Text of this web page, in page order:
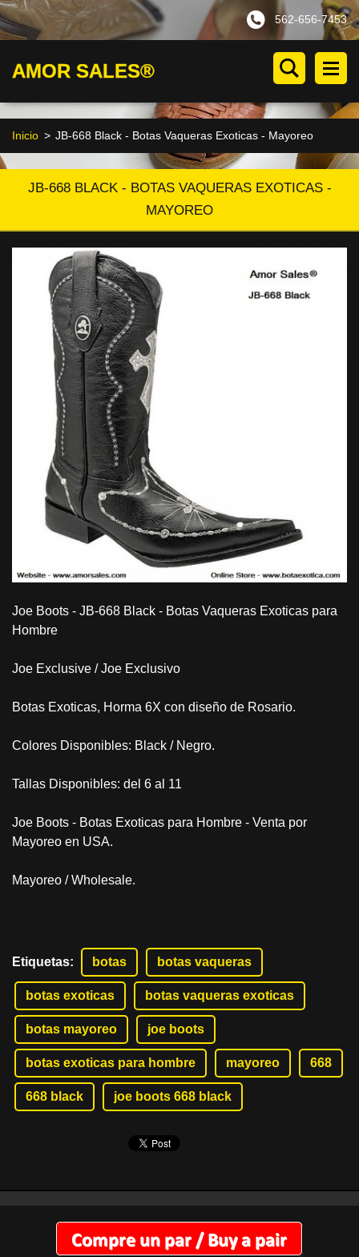
562-656-7453
AMOR SALES®
Inicio > JB-668 Black - Botas Vaqueras Exoticas - Mayoreo
JB-668 BLACK - BOTAS VAQUERAS EXOTICAS -
MAYOREO
Joe Boots - JB-668 Black - Botas Vaqueras Exoticas para
Hombre
Joe Exclusive / Joe Exclusivo
Botas Exoticas, Horma 6X con diseño de Rosario.
Colores Disponibles: Black / Negro.
Tallas Disponibles: del 6 al 11
Joe Boots - Botas Exoticas para Hombre - Venta por
Mayoreo en USA.
Mayoreo / Wholesale.
Etiquetas: botas botas vaqueras
botas exoticas botas vaqueras exoticas
botas mayoreo joe boots
botas exoticas para hombre mayoreo 668
668 black joe boots 668 black